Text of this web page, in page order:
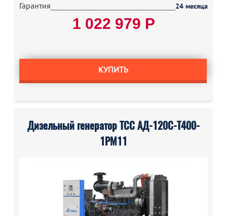
Гарантия 24 месяца
1 022 979 Р
КУПИТЬ
Дизельный генератор ТСС АД-120С-Т400-
1РМ11